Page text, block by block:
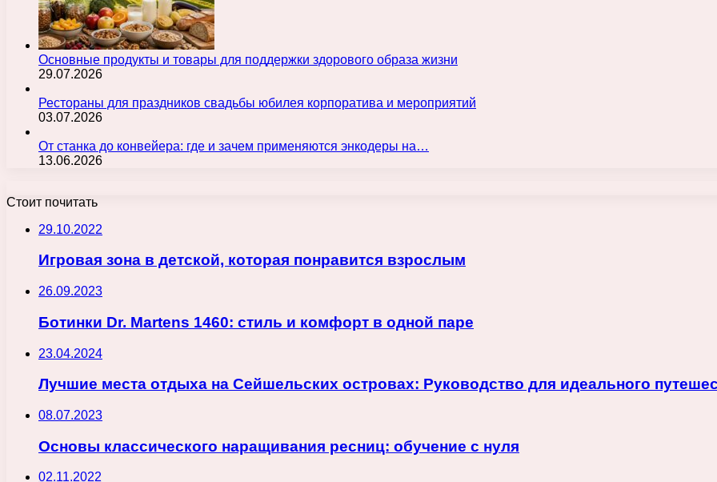
Основные продукты и товары для поддержки здорового образа жизни
29.07.2026
Рестораны для праздников свадьбы юбилея корпоратива и мероприятий
03.07.2026
От станка до конвейера: где и зачем применяются энкодеры на…
13.06.2026
Стоит почитать
29.10.2022
Игровая зона в детской, которая понравится взрослым
26.09.2023
Ботинки Dr. Martens 1460: стиль и комфорт в одной паре
23.04.2024
Лучшие места отдыха на Сейшельских островах: Руководство для идеального
08.07.2023
Основы классического наращивания ресниц: обучение с нуля
02.11.2022